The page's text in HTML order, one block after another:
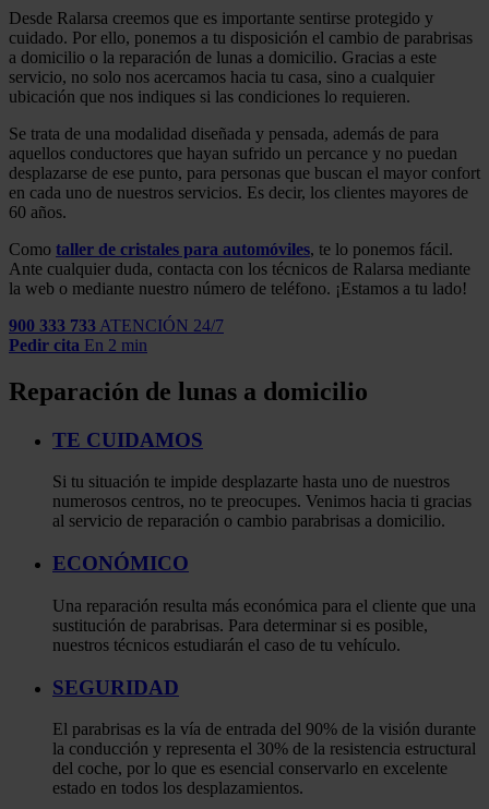
Desde Ralarsa creemos que es importante sentirse protegido y
cuidado. Por ello, ponemos a tu disposición el cambio de parabrisas
a domicilio o la reparación de lunas a domicilio. Gracias a este
servicio, no solo nos acercamos hacia tu casa, sino a cualquier
ubicación que nos indiques si las condiciones lo requieren.
Se trata de una modalidad diseñada y pensada, además de para
aquellos conductores que hayan sufrido un percance y no puedan
desplazarse de ese punto, para personas que buscan el mayor confort
en cada uno de nuestros servicios. Es decir, los clientes mayores de
60 años.
Como taller de cristales para automóviles, te lo ponemos fácil.
Ante cualquier duda, contacta con los técnicos de Ralarsa mediante
la web o mediante nuestro número de teléfono. ¡Estamos a tu lado!
900 333 733 ATENCIÓN 24/7
Pedir cita En 2 min
Reparación de lunas a domicilio
TE CUIDAMOS
Si tu situación te impide desplazarte hasta uno de nuestros
numerosos centros, no te preocupes. Venimos hacia ti gracias
al servicio de reparación o cambio parabrisas a domicilio.
ECONÓMICO
Una reparación resulta más económica para el cliente que una
sustitución de parabrisas. Para determinar si es posible,
nuestros técnicos estudiarán el caso de tu vehículo.
SEGURIDAD
El parabrisas es la vía de entrada del 90% de la visión durante
la conducción y representa el 30% de la resistencia estructural
del coche, por lo que es esencial conservarlo en excelente
estado en todos los desplazamientos.